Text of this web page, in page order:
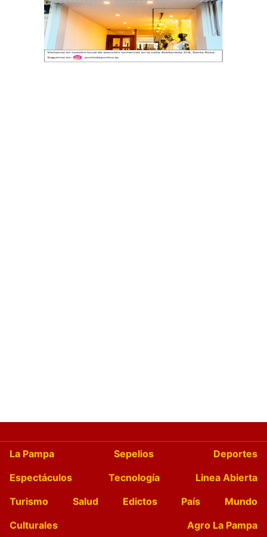
La Pampa Sepelios
Deportes
Espectáculos
Tecnología
Linea Abierta
Turismo
Salud Edictos País
Mundo
Culturales
Agro La Pampa